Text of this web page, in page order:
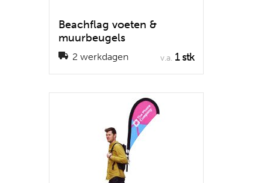
Beachflag voeten &
muurbeugels
2 werkdagen v.a. 1 stk